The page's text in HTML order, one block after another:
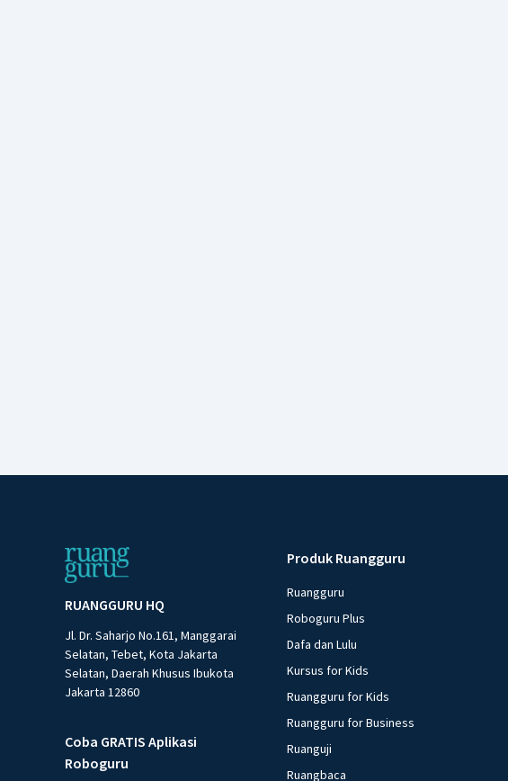
RUANGGURU HQ
Jl. Dr. Saharjo No.161, Manggarai
Selatan, Tebet, Kota Jakarta
Selatan, Daerah Khusus Ibukota
Jakarta 12860
Coba GRATIS Aplikasi
Roboguru
Produk Ruangguru
Ruangguru
Roboguru Plus
Dafa dan Lulu
Kursus for Kids
Ruangguru for Kids
Ruangguru for Business
Ruanguji
Ruangbaca